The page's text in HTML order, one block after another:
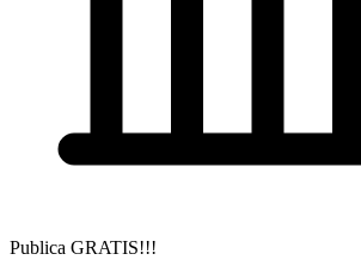
Publica GRATIS!!!